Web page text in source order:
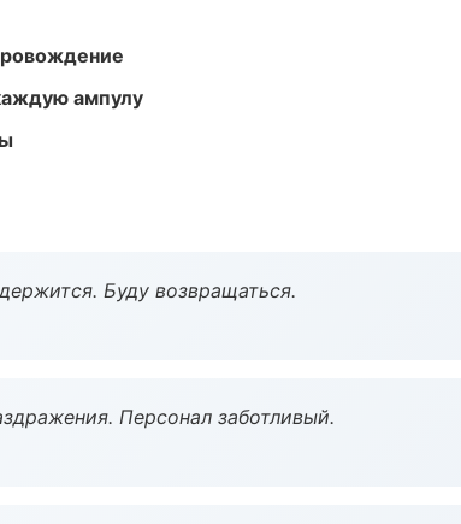
ампулу
Буду возвращаться.
Персонал заботливый.